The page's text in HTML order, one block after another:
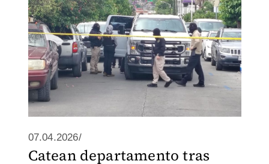
07.04.2026/
Catean departamento tras